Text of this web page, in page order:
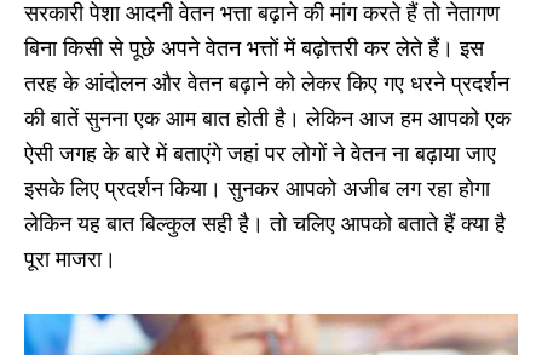
सरकारी पेशा आदनी वेतन भत्ता बढ़ाने की मांग करते हैं तो नेतागण
बिना किसी से पूछे अपने वेतन भत्तों में बढ़ोत्तरी कर लेते हैं। इस
तरह के आंदोलन और वेतन बढ़ाने को लेकर किए गए धरने प्रदर्शन
की बातें सुनना एक आम बात होती है। लेकिन आज हम आपको एक
ऐसी जगह के बारे में बताएंगे जहां पर लोगों ने वेतन ना बढ़ाया जाए
इसके लिए प्रदर्शन किया। सुनकर आपको अजीब लग रहा होगा
लेकिन यह बात बिल्कुल सही है। तो चलिए आपको बताते हैं क्या है
पूरा माजरा।